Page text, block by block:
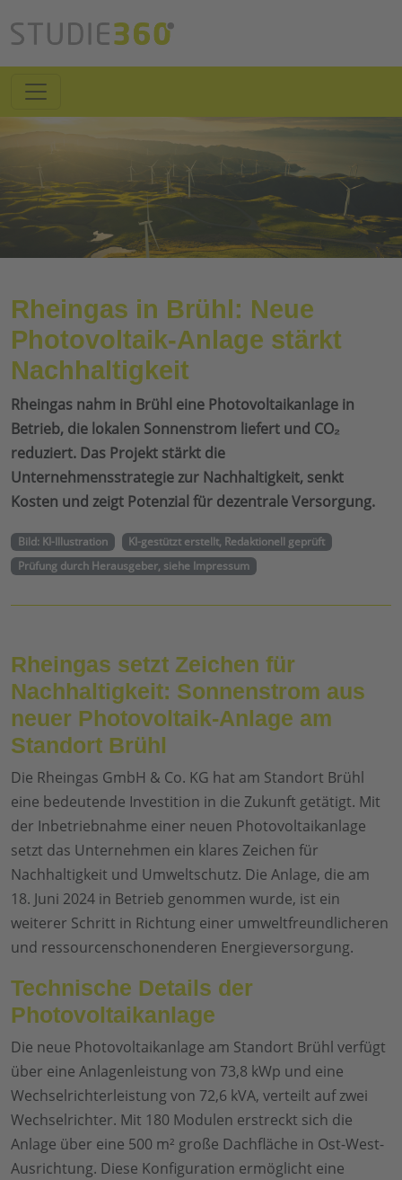
Rheingas in Brühl: Neue
Photovoltaik-Anlage stärkt
Nachhaltigkeit
Rheingas nahm in Brühl eine Photovoltaikanlage in
Betrieb, die lokalen Sonnenstrom liefert und CO₂
reduziert. Das Projekt stärkt die
Unternehmensstrategie zur Nachhaltigkeit, senkt
Kosten und zeigt Potenzial für dezentrale Versorgung.
Bild: KI-Illustration
KI-gestützt erstellt, Redaktionell geprüft
Prüfung durch Herausgeber, siehe Impressum
Rheingas setzt Zeichen für
Nachhaltigkeit: Sonnenstrom aus
neuer Photovoltaik-Anlage am
Standort Brühl
Die Rheingas GmbH & Co. KG hat am Standort Brühl
eine bedeutende Investition in die Zukunft getätigt. Mit
der Inbetriebnahme einer neuen Photovoltaikanlage
setzt das Unternehmen ein klares Zeichen für
Nachhaltigkeit und Umweltschutz. Die Anlage, die am
18. Juni 2024 in Betrieb genommen wurde, ist ein
weiterer Schritt in Richtung einer umweltfreundlicheren
und ressourcenschonenderen Energieversorgung.
Technische Details der
Photovoltaikanlage
Die neue Photovoltaikanlage am Standort Brühl verfügt
über eine Anlagenleistung von 73,8 kWp und eine
Wechselrichterleistung von 72,6 kVA, verteilt auf zwei
Wechselrichter. Mit 180 Modulen erstreckt sich die
Anlage über eine 500 m² große Dachfläche in Ost-West-
Ausrichtung. Diese Konfiguration ermöglicht eine